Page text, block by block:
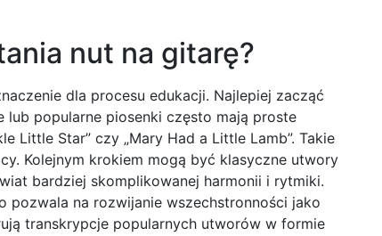
nut na gitarę?
dla procesu edukacji. Najlepiej zacząć
popularne piosenki często mają proste
Little Star” czy „Mary Had a Little Lamb”. Takie
Kolejnym krokiem mogą być klasyczne utwory
bardziej skomplikowanej harmonii i rytmiki.
na rozwijanie wszechstronności jako
transkrypcje popularnych utworów w formie